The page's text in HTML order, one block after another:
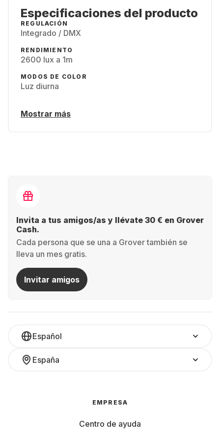
Especificaciones del producto
REGULACIÓN
Integrado / DMX
RENDIMIENTO
2600 lux a 1m
MODOS DE COLOR
Luz diurna
Mostrar más
Invita a tus amigos/as y llévate 30 € en Grover
Cash.
Cada persona que se una a Grover también se
lleva un mes gratis.
Invitar amigos
Español
España
EMPRESA
Centro de ayuda